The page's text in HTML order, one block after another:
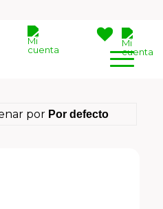
por Por defecto